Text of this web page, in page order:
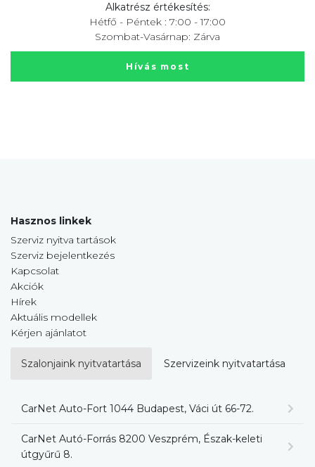
Alkatrész értékesítés:
Hétfő - Péntek : 7:00 - 17:00
Szombat-Vasárnap: Zárva
Hívás most
Hasznos linkek
Szerviz nyitva tartások
Szerviz bejelentkezés
Kapcsolat
Akciók
Hírek
Aktuális modellek
Kérjen ajánlatot
Szalonjaink nyitvatartása Szervizeink nyitvatartása
CarNet Auto-Fort 1044 Budapest, Váci út 66-72.
CarNet Autó-Forrás 8200 Veszprém, Észak-keleti
útgyűrű 8.